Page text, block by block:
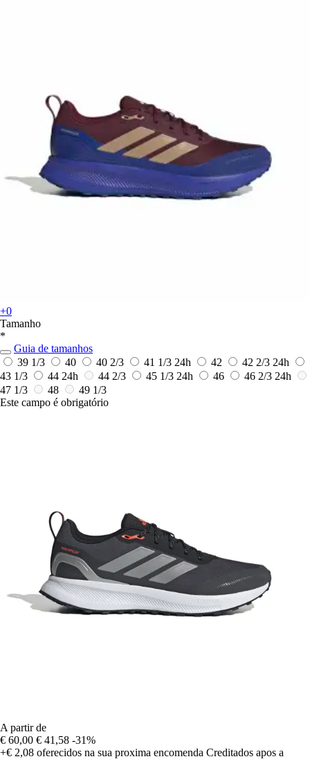
+0
Tamanho
*
Guia de tamanhos
39 1/3
40 40 2/3 41 1/3 24h 42 42 2/3 24h
43 1/3
44 24h 44 2/3 45 1/3 24h 46 46 2/3 24h
47 1/3
48
49 1/3
Este campo é obrigatório
A partir de
€ 60,00 € 41,58 -31%
+€ 2,08 oferecidos na sua proxima encomenda Creditados apos a